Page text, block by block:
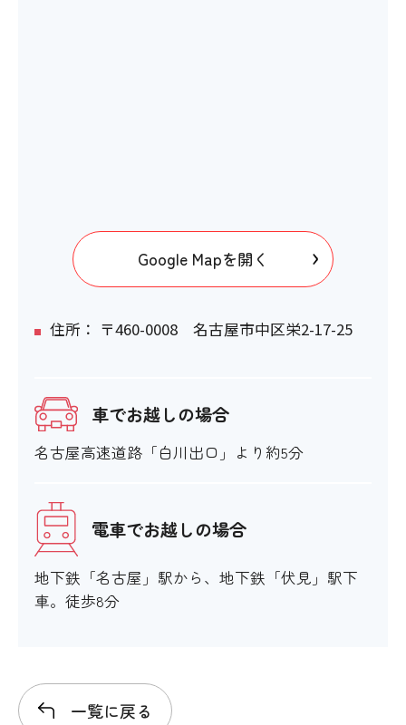
Google Mapを開く
住所： 〒460-0008 名古屋市中区栄2-17-25
車でお越しの場合
名古屋高速道路「白川出口」より約5分
電車でお越しの場合
地下鉄「名古屋」駅から、地下鉄「伏見」駅下
車。徒歩8分
一覧に戻る